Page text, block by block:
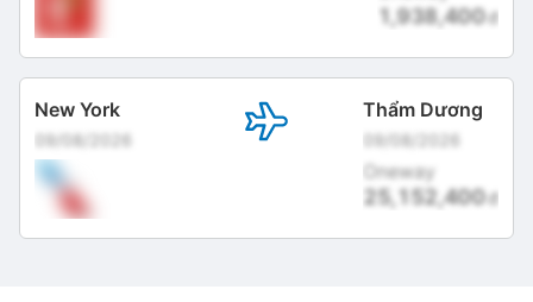
1,938,400đ
New York
09/08/2026
Thẩm Dương
09/08/2026
Oneway
25,152,400đ